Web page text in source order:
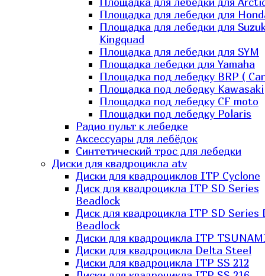
Площадка для лебедки для
Площадка для лебедки для
Kingquad
Площадка для лебедки для SYM
Площадка лебедки для Yamaha
Площадка под лебедку BRP (
Площадка под лебедку Kawasaki
Площадка под лебедку СF moto
Площадки под лебедку Polaris
Радио пульт к лебедке
Аксессуары для лебёдок
Синтетический трос для лебедки
Диски для квадроцикла atv
Диски для квадроциклов ITP Cyclone
Диск для квадроцикла ITP SD Series
Beadlock
Диск для квадроцикла ITP SD Series
Beadlock
Диски для квадроцикла ITP
Диски для квадроцикла Delta Steel
Диски для квадроцикла ITP SS 212